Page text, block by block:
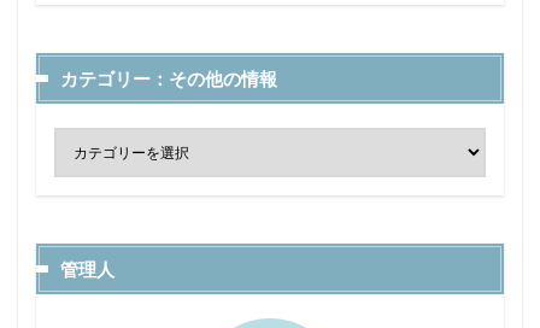
カテゴリー：その他の情報
管理人